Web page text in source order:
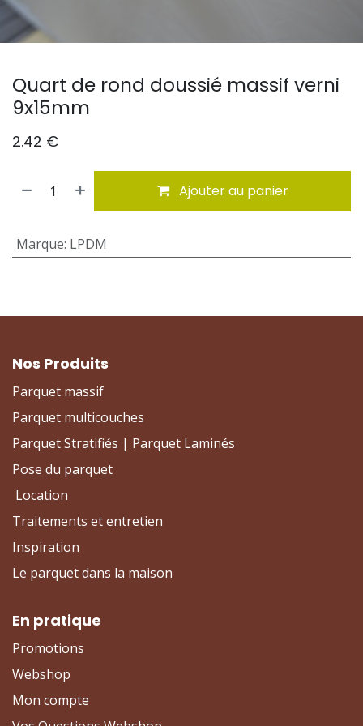
Quart de rond doussié massif verni
9x15mm
2.42 €
Ajouter au panier
Marque: LPDM
Nos Produits
Parquet massif
Parquet multicouches
Parquet Stratifiés | Parquet Laminés
Pose du parquet
Location
Traitements et entretien
Inspiration
Le parquet dans la maison
En pratique
Promotions
Webshop
Mon compte